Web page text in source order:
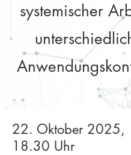
systemischer
22. Oktober 2025,
18.30 Uhr